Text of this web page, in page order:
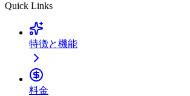
Quick Links
特徴と機能
料金